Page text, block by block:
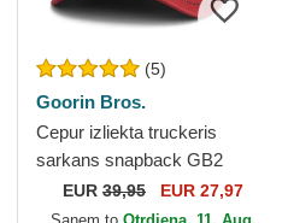
(5)
Goorin Bros.
Cepur izliekta truckeris
sarkans snapback GB2
Raging Bull The Rocker The
Farm no Goorin Bros.
EUR 39,95 EUR 27,97